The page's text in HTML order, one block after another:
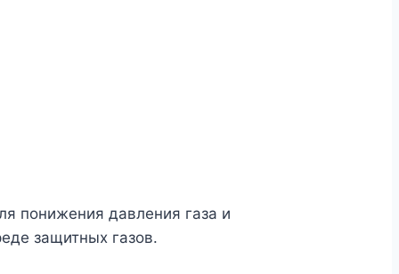
понижения давления газа и
защитных газов.